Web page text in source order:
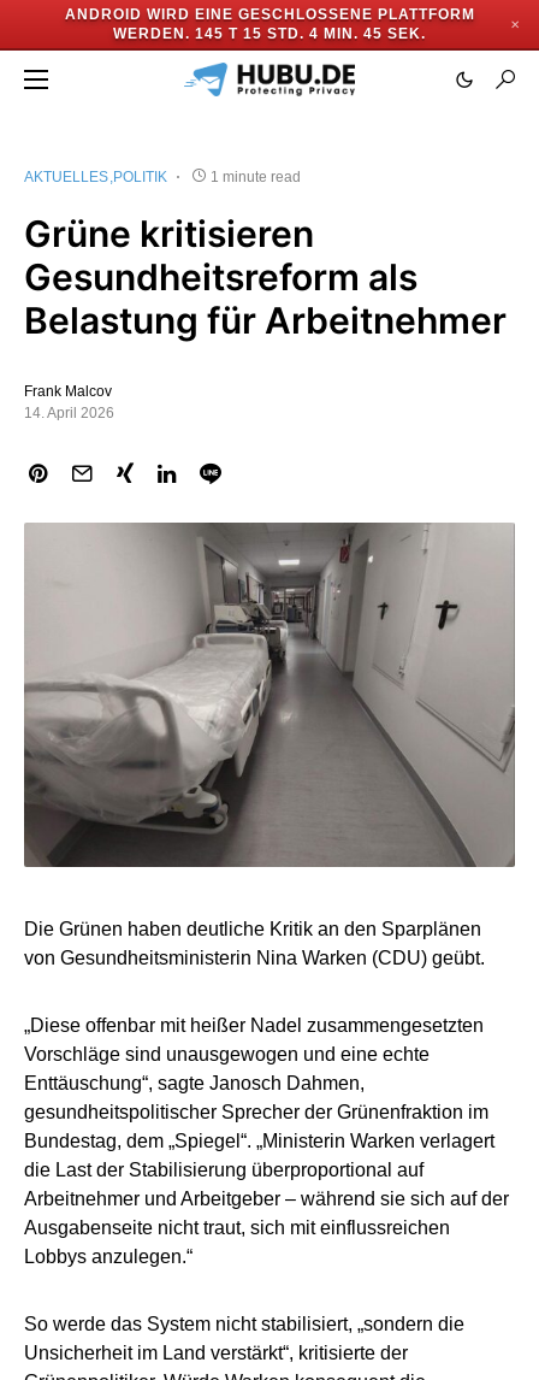
ANDROID WIRD EINE GESCHLOSSENE PLATTFORM
WERDEN. 145 T 15 STD. 4 MIN. 45 SEK.
✕
AKTUELLES POLITIK 1 minute read
Grüne kritisieren
Gesundheitsreform als
Belastung für Arbeitnehmer
Frank Malcov
14. April 2026
Die Grünen haben deutliche Kritik an den Sparplänen
von Gesundheitsministerin Nina Warken (CDU) geübt.
„Diese offenbar mit heißer Nadel zusammengesetzten
Vorschläge sind unausgewogen und eine echte
Enttäuschung“, sagte Janosch Dahmen,
gesundheitspolitischer Sprecher der Grünenfraktion im
Bundestag, dem „Spiegel“. „Ministerin Warken verlagert
die Last der Stabilisierung überproportional auf
Arbeitnehmer und Arbeitgeber – während sie sich auf der
Ausgabenseite nicht traut, sich mit einflussreichen
Lobbys anzulegen.“
So werde das System nicht stabilisiert, „sondern die
Unsicherheit im Land verstärkt“, kritisierte der